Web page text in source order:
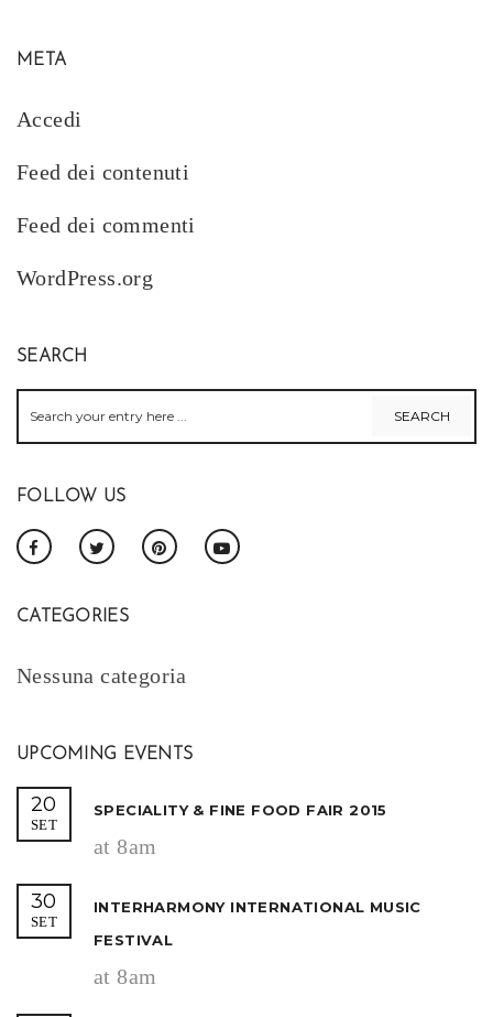
META
Accedi
Feed dei contenuti
Feed dei commenti
WordPress.org
SEARCH
FOLLOW US
CATEGORIES
Nessuna categoria
UPCOMING EVENTS
20
SET
SPECIALITY & FINE FOOD FAIR 2015
at 8am
30
SET
INTERHARMONY INTERNATIONAL MUSIC
FESTIVAL
at 8am